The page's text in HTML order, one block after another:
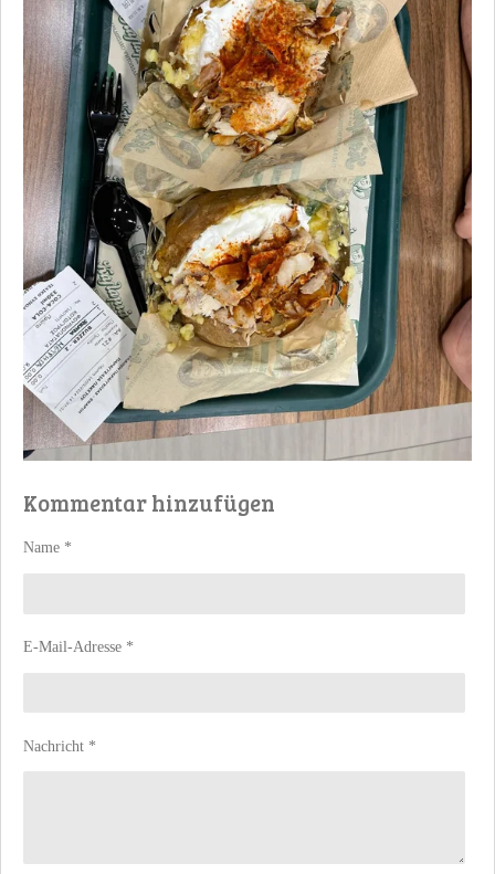
Kommentar hinzufügen
Name *
E-Mail-Adresse *
Nachricht *